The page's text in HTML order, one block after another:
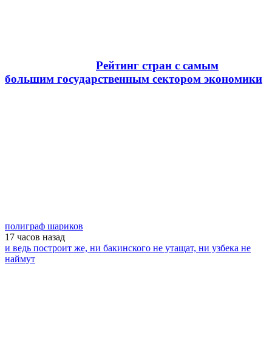
Рейтинг стран с самым
большим государственным сектором экономики
полиграф шариков
17 часов назад
и ведь построит же, ни бакинского не утащат, ни узбека не
наймут